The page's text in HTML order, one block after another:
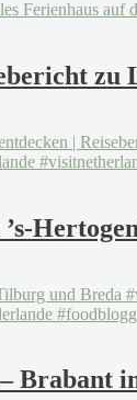
zu
Brabant